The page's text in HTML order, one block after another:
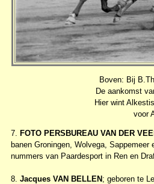
Boven: Bij
De aankomst
Hier wint
voor
7. FOTO PERSBUREAU VAN DER
banen Groningen, Wolvega,
nummers van Paardesport in Ren en
8.Jacques VAN BELLEN ; geboren te